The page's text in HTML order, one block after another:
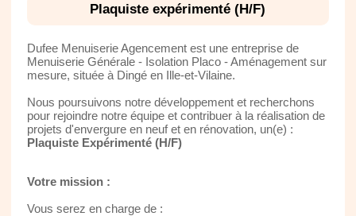
Plaquiste expérimenté (H/F)
Dufee Menuiserie Agencement est une entreprise de
Menuiserie Générale - Isolation Placo - Aménagement sur
mesure, située à Dingé en Ille-et-Vilaine.
Nous poursuivons notre développement et recherchons
pour rejoindre notre équipe et contribuer à la réalisation de
projets d'envergure en neuf et en rénovation, un(e) :
Plaquiste Expérimenté (H/F)
Votre mission :
Vous serez en charge de :